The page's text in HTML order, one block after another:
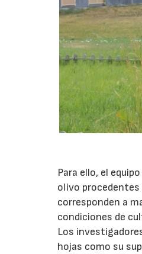
Para ello, el
olivo procedentes
corresponden a
condiciones de
Los
hojas como su